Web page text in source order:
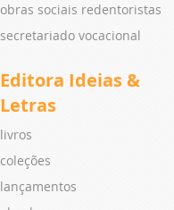
obras sociais redentoristas
secretariado vocacional
Editora Ideias &
Letras
livros
coleções
lançamentos